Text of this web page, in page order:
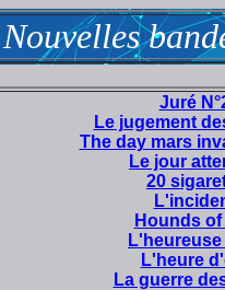
Nouvelles
Juré
Le jugement
The day mars
Le jour
20
Hounds of
L'heureuse
L'heure
La guerre